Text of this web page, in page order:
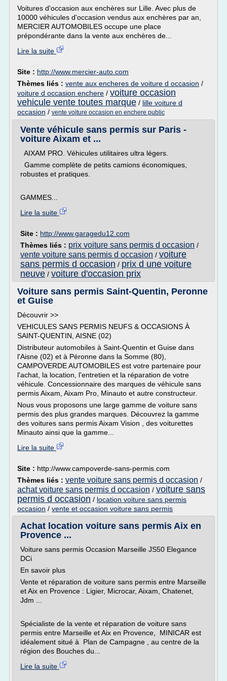
Voitures d'occasion aux enchères sur Lille. Avec plus de
10000 véhicules d'occasion vendus aux enchères par an,
MERCIER AUTOMOBILES occupe une place
prépondérante dans la vente aux enchères de...
Lire la suite
Site : http://www.mercier-auto.com
Thèmes liés : vente aux encheres de voiture d occasion /
voiture d occasion enchere / voiture occasion
vehicule vente toutes marque / lille voiture d
occasion / vente voiture occasion en enchere public
Vente véhicule sans permis sur Paris -
voiture Aixam et ...
AIXAM PRO. Véhicules utilitaires ultra légers.
Gamme complète de petits camions économiques,
robustes et pratiques.
GAMMES...
Lire la suite
Site : http://www.garagedu12.com
Thèmes liés : prix voiture sans permis d occasion /
vente voiture sans permis d occasion / voiture
sans permis d occasion / prix d une voiture
neuve / voiture d'occasion prix
Voiture sans permis Saint-Quentin, Peronne
et Guise
Découvrir >>
VEHICULES SANS PERMIS NEUFS & OCCASIONS À
SAINT-QUENTIN, AISNE (02)
Distributeur automobiles à Saint-Quentin et Guise dans
l'Aisne (02) et à Péronne dans la Somme (80),
CAMPOVERDE AUTOMOBILES est votre partenaire pour
l'achat, la location, l'entretien et la réparation de votre
véhicule. Concessionnaire des marques de véhicule sans
permis Aixam, Aixam Pro, Minauto et autre constructeur.
Nous vous proposons une large gamme de voiture sans
permis des plus grandes marques. Découvrez la gamme
des voitures sans permis Aixam Vision , des voiturettes
Minauto ainsi que la gamme...
Lire la suite
Site : http://www.campoverde-sans-permis.com
Thèmes liés : vente voiture sans permis d occasion /
achat voiture sans permis d occasion / voiture sans
permis d occasion / location voiture sans permis
occasion / vente et occasion voiture sans permis
Achat location voiture sans permis Aix en
Provence ...
Voiture sans permis Occasion Marseille JS50 Elegance
DCi
En savoir plus
Vente et réparation de voiture sans permis entre Marseille
et Aix en Provence : Ligier, Microcar, Aixam, Chatenet,
Jdm ...
Spécialiste de la vente et réparation de voiture sans
permis entre Marseille et Aix en Provence, MINICAR est
idéalement situé à Plan de Campagne , au centre de la
région des Bouches du...
Lire la suite